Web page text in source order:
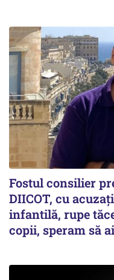
Fostul consilier
DIICOT, cu
infantilă, rupe
copii, speram să